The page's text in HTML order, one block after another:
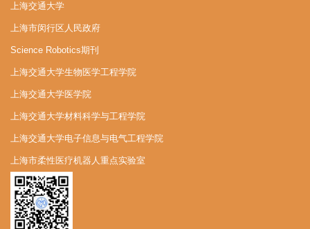
上海交通大学
上海市闵行区人民政府
Science Robotics期刊
上海交通大学生物医学工程学院
上海交通大学医学院
上海交通大学材料科学与工程学院
上海交通大学电子信息与电气工程学院
上海市柔性医疗机器人重点实验室